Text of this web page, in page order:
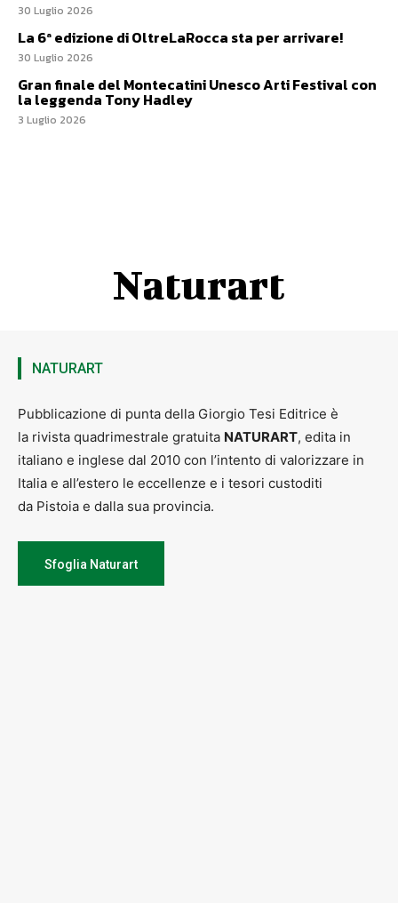
30 Luglio 2026
La 6ª edizione di OltreLaRocca sta per arrivare!
30 Luglio 2026
Gran finale del Montecatini Unesco Arti Festival con
la leggenda Tony Hadley
3 Luglio 2026
Naturart
NATURART
Pubblicazione di punta della Giorgio Tesi Editrice è
la rivista quadrimestrale gratuita NATURART, edita in
italiano e inglese dal 2010 con l’intento di valorizzare in
Italia e all’estero le eccellenze e i tesori custoditi
da Pistoia e dalla sua provincia.
Sfoglia Naturart